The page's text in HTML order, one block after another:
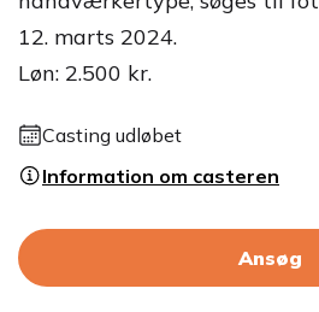
12. marts 2024.
Løn: 2.500 kr.
Casting udløbet
Information om casteren
Ansøg